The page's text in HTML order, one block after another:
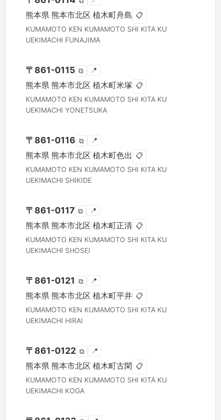
熊本県 熊本市北区 植木町舟島 📋
KUMAMOTO KEN KUMAMOTO SHI KITA KU
UEKIMACHI FUNAJIMA
〒 861-0115 ⧉ 📍
熊本県 熊本市北区 植木町米塚 📋
KUMAMOTO KEN KUMAMOTO SHI KITA KU
UEKIMACHI YONETSUKA
〒 861-0116 ⧉ 📍
熊本県 熊本市北区 植木町色出 📋
KUMAMOTO KEN KUMAMOTO SHI KITA KU
UEKIMACHI SHIKIDE
〒 861-0117 ⧉ 📍
熊本県 熊本市北区 植木町正清 📋
KUMAMOTO KEN KUMAMOTO SHI KITA KU
UEKIMACHI SHOSEI
〒 861-0121 ⧉ 📍
熊本県 熊本市北区 植木町平井 📋
KUMAMOTO KEN KUMAMOTO SHI KITA KU
UEKIMACHI HIRAI
〒 861-0122 ⧉ 📍
熊本県 熊本市北区 植木町古閑 📋
KUMAMOTO KEN KUMAMOTO SHI KITA KU
UEKIMACHI KOGA